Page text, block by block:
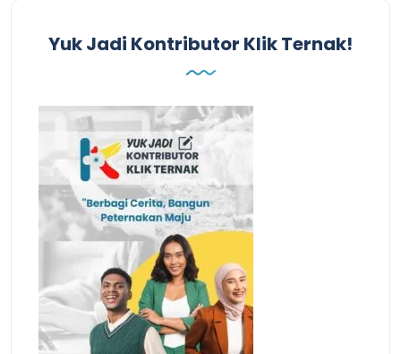
Yuk Jadi Kontributor Klik Ternak!